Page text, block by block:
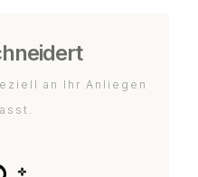
an Ihr Anliegen